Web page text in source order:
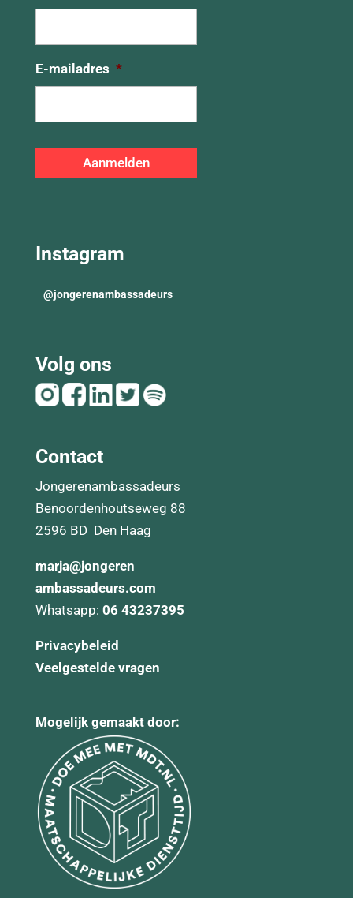
E-mailadres *
Instagram
@jongerenambassadeurs
Volg ons
Contact
Jongerenambassadeurs
Benoordenhoutseweg 88
2596 BD Den Haag
marja@jongeren
ambassadeurs.com
Whatsapp: 06 43237395
Privacybeleid
Veelgestelde vragen
Mogelijk gemaakt door: